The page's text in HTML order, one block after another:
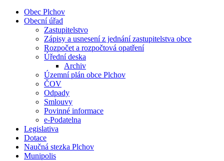
Obec Plchov
Obecní úřad
Zastupitelstvo
Zápisy a usnesení z jednání zastupitelstva obce
Rozpočet a rozpočtová opatření
Úřední deska
Archiv
Územní plán obce Plchov
ČOV
Odpady
Smlouvy
Povinné informace
e-Podatelna
Legislativa
Dotace
Naučná stezka Plchov
Munipolis